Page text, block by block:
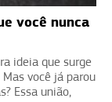
você nunca
ideia que surge
você já parou
Essa união,